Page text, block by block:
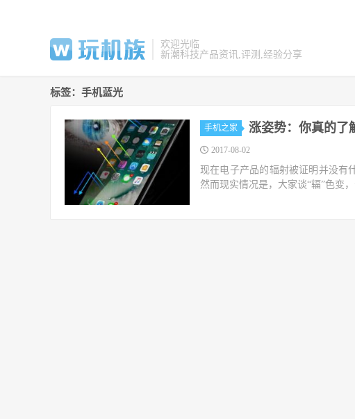
欢迎光临
新潮科技产品资讯,评测,经验分享
标签：手机蓝光
手机之家 涨姿势：你真的了
2017-08-02
现在电子产品的辐射被证明并没有
然而现实情况是，大家谈“辐”色变